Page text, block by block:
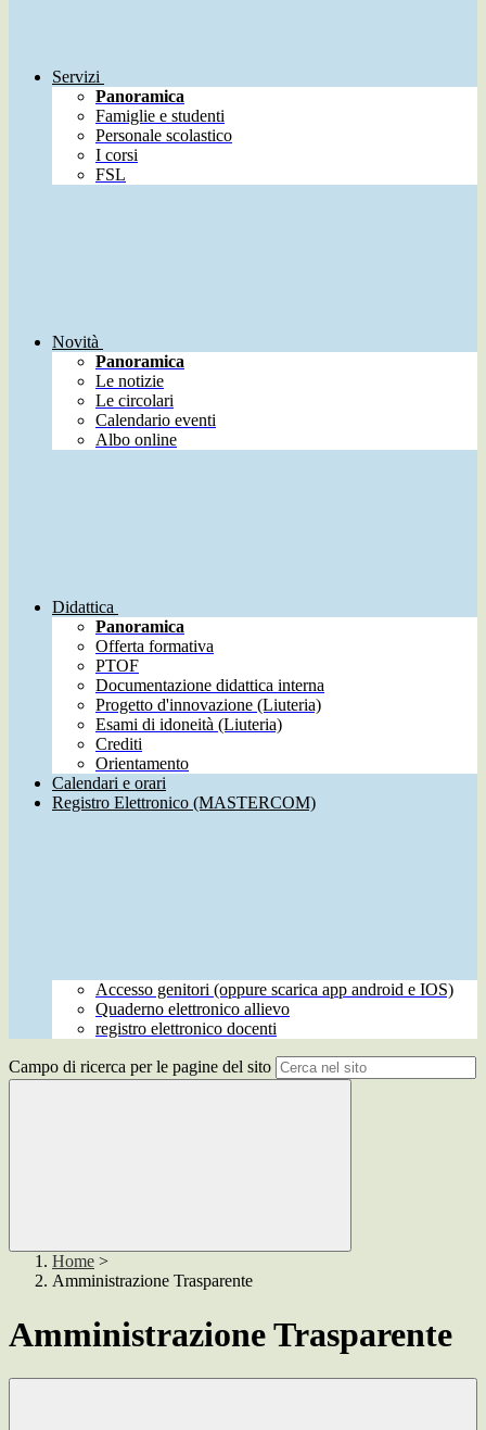
Servizi
Panoramica
Famiglie e studenti
Personale scolastico
I corsi
FSL
Novità
Panoramica
Le notizie
Le circolari
Calendario eventi
Albo online
Didattica
Panoramica
Offerta formativa
PTOF
Documentazione didattica interna
Progetto d'innovazione (Liuteria)
Esami di idoneità (Liuteria)
Crediti
Orientamento
Calendari e orari
Registro Elettronico (MASTERCOM)
Accesso genitori (oppure scarica app android e IOS)
Quaderno elettronico allievo
registro elettronico docenti
Campo di ricerca per le pagine del sito
Home >
Amministrazione Trasparente
Amministrazione Trasparente